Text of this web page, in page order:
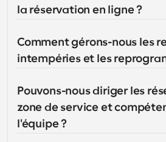
la réservation en ligne ?
Comment gérons-nous les
intempéries et les
Pouvons-nous diriger les
zone de service et
l'équipe ?